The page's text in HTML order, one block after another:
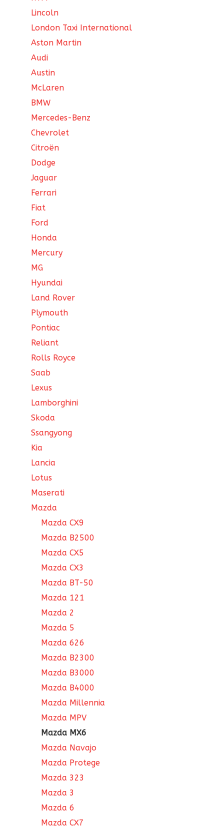
Lincoln
London Taxi International
Aston Martin
Audi
Austin
McLaren
BMW
Mercedes-Benz
Chevrolet
Citroën
Dodge
Jaguar
Ferrari
Fiat
Ford
Honda
Mercury
MG
Hyundai
Land Rover
Plymouth
Pontiac
Reliant
Rolls Royce
Saab
Lexus
Lamborghini
Skoda
Ssangyong
Kia
Lancia
Lotus
Maserati
Mazda
Mazda CX9
Mazda B2500
Mazda CX5
Mazda CX3
Mazda BT-50
Mazda 121
Mazda 2
Mazda 5
Mazda 626
Mazda B2300
Mazda B3000
Mazda B4000
Mazda Millennia
Mazda MPV
Mazda MX6
Mazda Navajo
Mazda Protege
Mazda 323
Mazda 3
Mazda 6
Mazda CX7